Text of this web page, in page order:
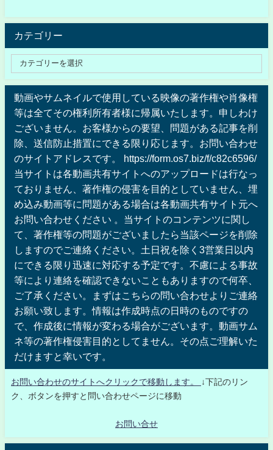
カテゴリー
動画やサムネイルで使用している映像の著作権や肖像権
等は全てその権利所有者様に帰属いたします。申しわけ
ございません。お客様からの要望、問題がある記事を削
除、送信防止措置にできる限り応じます。お問い合わせ
のサイトアドレスです。 https://form.os7.biz/f/c82c6596/
当サイトは各動画共有サイトへのアップロードは行なっ
ておりません、著作権の侵害を目的としていません、埋
め込み動画等に問題がある場合は各動画共有サイト元へ
お問い合わせください 。当サイトのコンテンツに関し
て、著作権等の問題がございましたら当該ページを削除
しますのでご連絡ください。土日祝を除く3営業日以内
にできる限り迅速に対応する予定です。不慮による事故
等により連絡を確認できないこともありますので何卒、
ご了承ください。まずはこちらの問い合わせよりご連絡
お願い致します。情報は作成時点の日時のものですの
で、作成後に情報が変わる場合がございます。動画サム
ネ等の著作権侵害目的としてません。その点ご理解いた
だけますと幸いです。
お問い合わせのサイトへクリックで移動します。
↓下記のリン
ク、ボタンを押すと問い合わせページに移動
お問い合せ